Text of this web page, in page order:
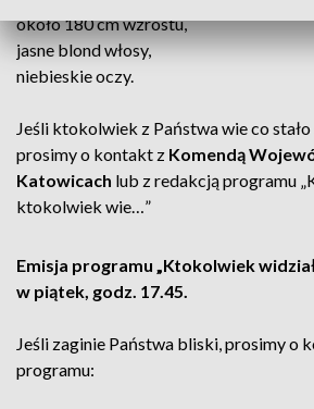
około 180 cm wzrostu,
jasne blond włosy,
niebieskie oczy.
Jeśli ktokolwiek z Państwa wie co stało
prosimy o kontakt z Komendą
Katowicach lub z redakcją programu
ktokolwiek wie…”
Emisja programu „Ktokolwiek
w piątek, godz. 17.45.
Jeśli zaginie Państwa bliski, prosimy o
programu: